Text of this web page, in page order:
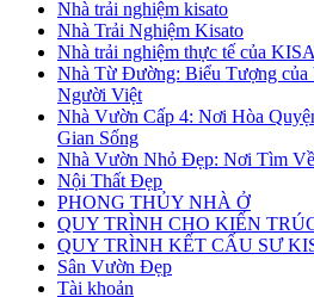
Nhà trải nghiệm kisato
Nhà Trải Nghiệm Kisato
Nhà trải nghiệm thực tế của
Nhà Từ Đường: Biểu Tượng của
Người Việt
Nhà Vườn Cấp 4: Nơi Hòa
Gian Sống
Nhà Vườn Nhỏ Đẹp: Nơi Tìm
Nội Thất Đẹp
PHONG THỦY NHÀ Ở
QUY TRÌNH CHO KIẾN
QUY TRÌNH KẾT CẤU SƯ
Sân Vườn Đẹp
Tài khoản